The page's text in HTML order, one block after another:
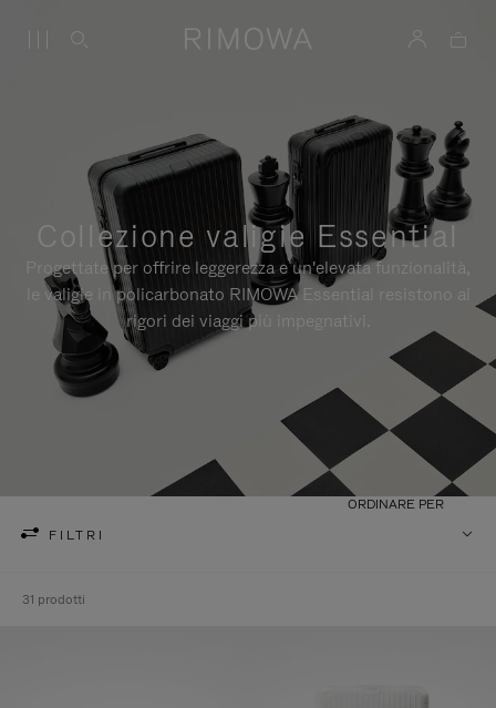
Collezione valigie Essential
Progettate per offrire leggerezza e un'elevata funzionalità,
le valigie in policarbonato RIMOWA Essential resistono ai
rigori dei viaggi più impegnativi.
FILTRI
ORDINARE PER
31 prodotti